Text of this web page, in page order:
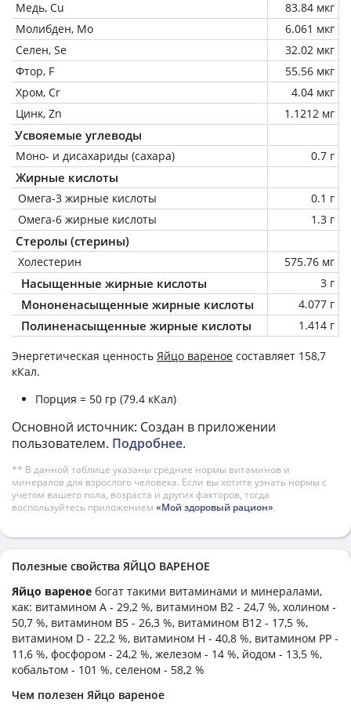
Медь, Cu
83.84 мкг
Молибден, Mo
6.061 мкг
Селен, Se
32.02 мкг
Фтор, F
55.56 мкг
Хром, Cr
4.04 мкг
Цинк, Zn
1.1212 мг
Усвояемые углеводы
Моно- и дисахариды (сахара) 0.7 г
Жирные кислоты
Омега-3 жирные кислоты
0.1 г
Омега-6 жирные кислоты
1.3 г
Стеролы (стерины)
Холестерин 575.76 мг
Насыщенные жирные кислоты 3 г
Мононенасыщенные жирные кислоты 4.077 г
Полиненасыщенные жирные кислоты 1.414 г
Энергетическая ценность Яйцо вареное составляет 158,7
кКал.
Порция = 50 гр (79.4 кКал)
Основной источник: Создан в приложении
пользователем. Подробнее.
** В данной таблице указаны средние нормы витаминов и
минералов для взрослого человека. Если вы хотите узнать нормы с
учетом вашего пола, возраста и других факторов, тогда
воспользуйтесь приложением «Мой здоровый рацион».
Полезные свойства ЯЙЦО ВАРЕНОЕ
Яйцо вареное богат такими витаминами и минералами,
как: витамином А - 29,2 %, витамином B2 - 24,7 %, холином -
50,7 %, витамином B5 - 26,3 %, витамином B12 - 17,5 %,
витамином D - 22,2 %, витамином H - 40,8 %, витамином PP -
11,6 %, фосфором - 24,2 %, железом - 14 %, йодом - 13,5 %,
кобальтом - 101 %, селеном - 58,2 %
Чем полезен Яйцо вареное